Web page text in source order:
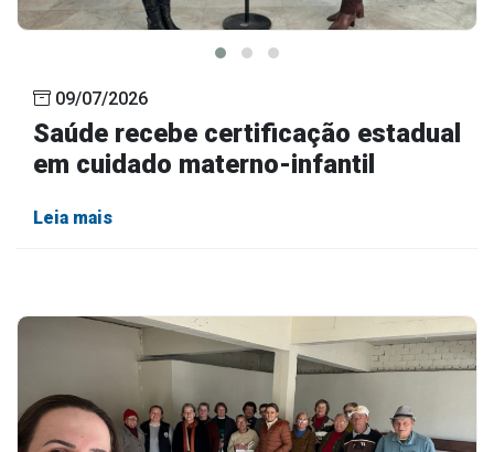
09/07/2026
Saúde recebe certificação estadual
em cuidado materno-infantil
Leia mais